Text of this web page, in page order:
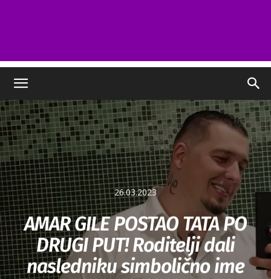
26.03.2023
AMAR GILE POSTAO TATA PO
DRUGI PUT! Roditelji dali
nasledniku simbolično ime